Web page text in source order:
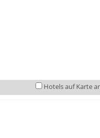
Hotels auf Karte